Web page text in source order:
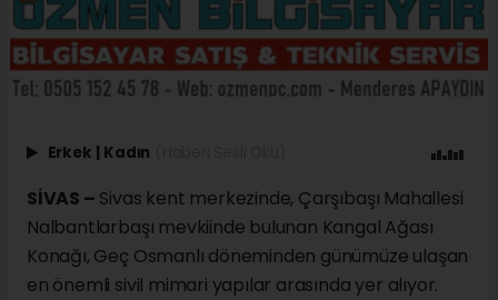
Erkek Kadın
SİVAS – Sivas kent merkezinde, Çarşıbaşı Mahallesi
Nalbantlarbaşı mevkiinde bulunan Kangal Ağası
Konağı, Geç Osmanlı döneminden günümüze ulaşan
en önemli sivil mimari yapılar arasında yer alıyor.